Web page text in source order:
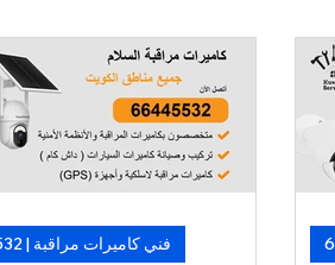
سريع
فيه
اليوم 📞 اطلب الآن خدمة
في الأحمدي بأسعار
من فنيين متخصصين. 🛡️ لأن
تأجيل… خلّ الكاميرات
فني كاميرات مراقبة | 66445532